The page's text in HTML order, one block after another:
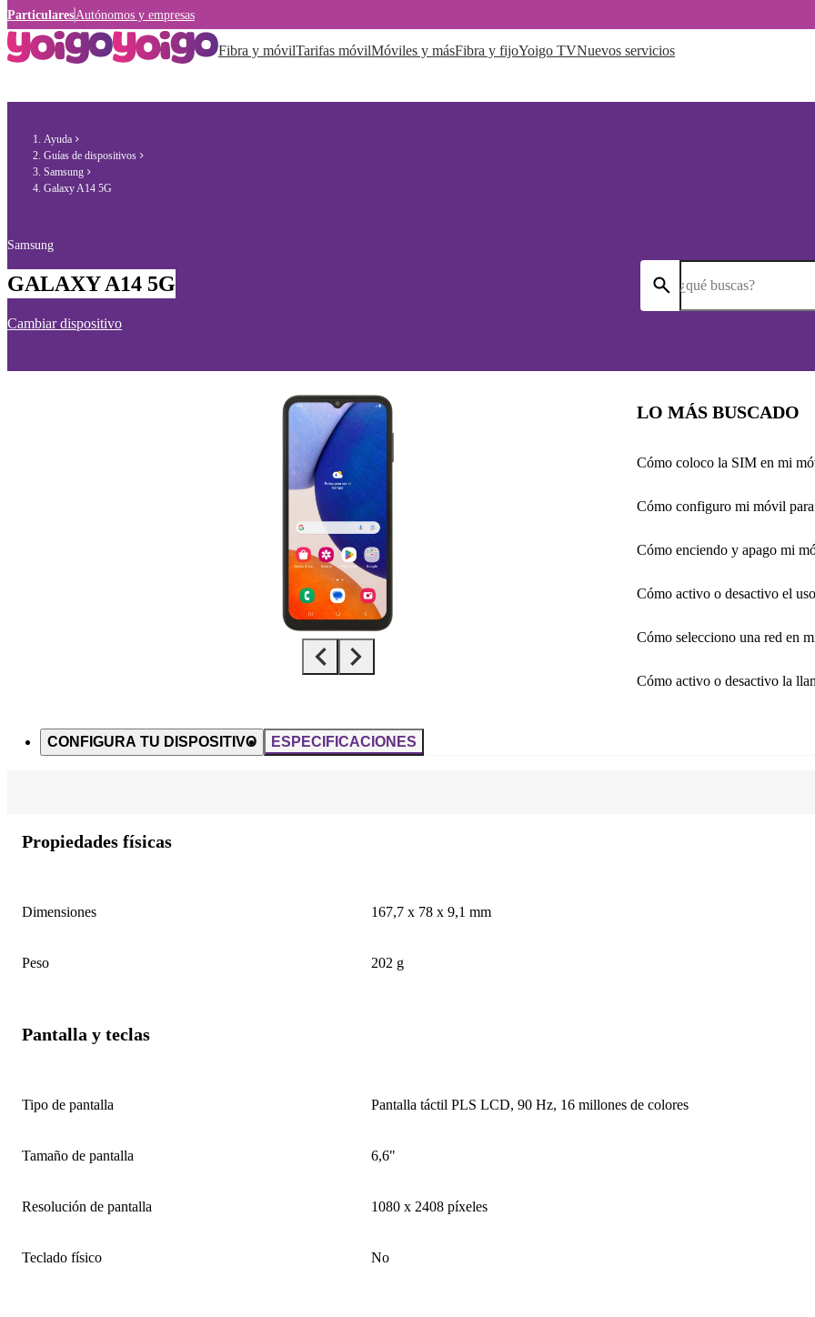
Particulares Autónomos y empresas
Fibra y móvilTarifas móvilMóviles y másFibra y fijoYoigo TVNuevos servicios
Ayuda
Guías de dispositivos
Samsung
Galaxy A14 5G
Samsung
GALAXY A14 5G
Cambiar dispositivo
¿qué buscas?
LO MÁS BUSCADO
Cómo coloco la SIM en mi
Cómo configuro mi móvil
Cómo enciendo y apago mi
Cómo activo o desactivo el
Cómo selecciono una red en
Cómo activo o desactivo la
CONFIGURA TU DISPOSITIVO ESPECIFICACIONES
Propiedades físicas
Dimensiones 167,7 x 78 x 9,1 mm
Peso 202 g
Pantalla y teclas
Tipo de pantalla Pantalla táctil PLS LCD, 90 Hz, 16 millones de colores
Tamaño de pantalla 6,6"
Resolución de pantalla 1080 x 2408 píxeles
Teclado físico No